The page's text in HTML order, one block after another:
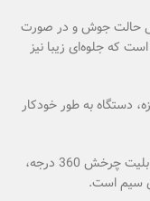
حالت جوش و در صورت
که جلوه‌ای زیبا نیز
دستگاه به طور خودکار
از دیگر مشخصات چای ساز فلر مدل TS 070 قابلیت چرخش 360 درجه،
سیم است.